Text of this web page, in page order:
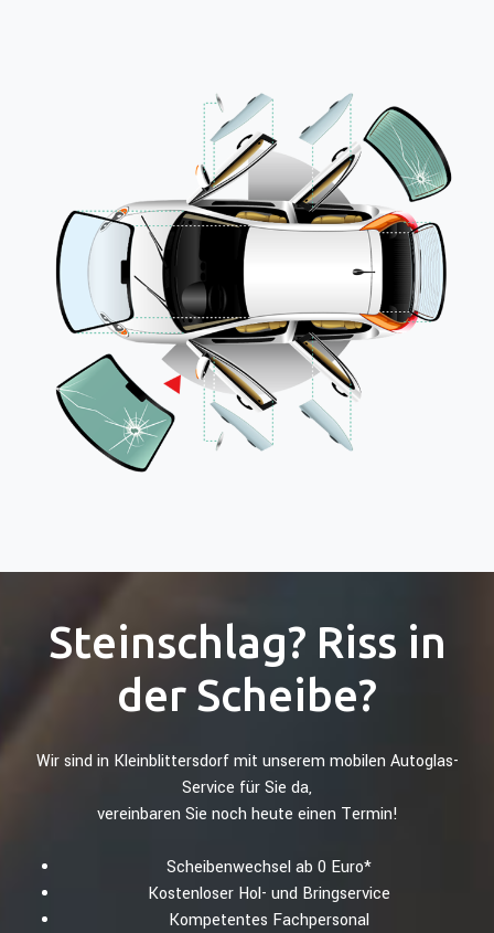
Steinschlag? Riss in
der Scheibe?
Wir sind in Kleinblittersdorf mit unserem mobilen Autoglas-
Service für Sie da,
vereinbaren Sie noch heute einen Termin!
Scheibenwechsel ab 0 Euro*
Kostenloser Hol- und Bringservice
Kompetentes Fachpersonal